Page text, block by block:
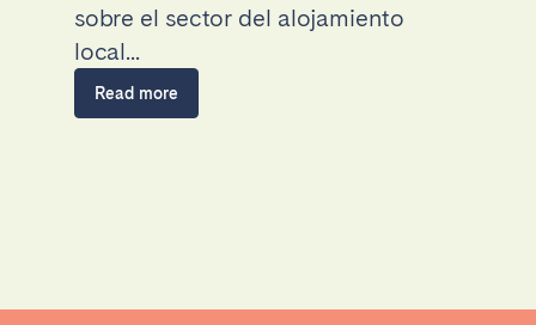
sobre el sector del alojamiento
local...
Read more